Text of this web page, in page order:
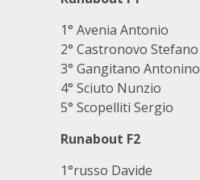
1° Avenia Antonio
2° Castronovo Stefano
3° Gangitano Antonino
4° Sciuto Nunzio
5° Scopelliti Sergio
Runabout F2
1°russo Davide